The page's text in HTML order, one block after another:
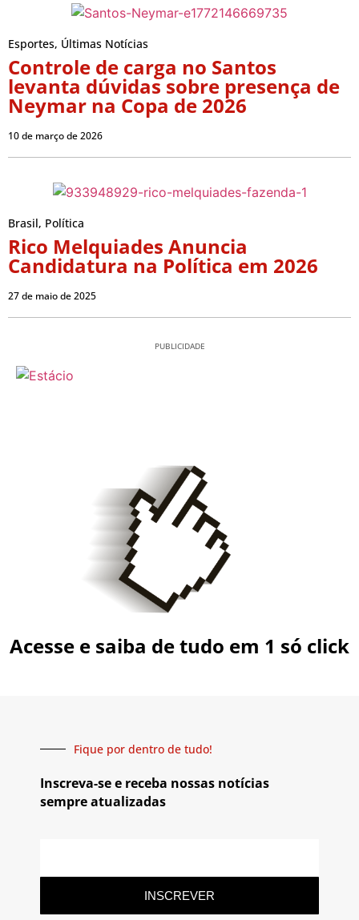
Esportes, Últimas Notícias
Controle de carga no Santos
levanta dúvidas sobre presença de
Neymar na Copa de 2026
10 de março de 2026
Brasil, Política
Rico Melquiades Anuncia
Candidatura na Política em 2026
27 de maio de 2025
PUBLICIDADE
Acesse e saiba de tudo em 1 só click
Fique por dentro de tudo!
Inscreva-se e receba nossas notícias
sempre atualizadas
INSCREVER